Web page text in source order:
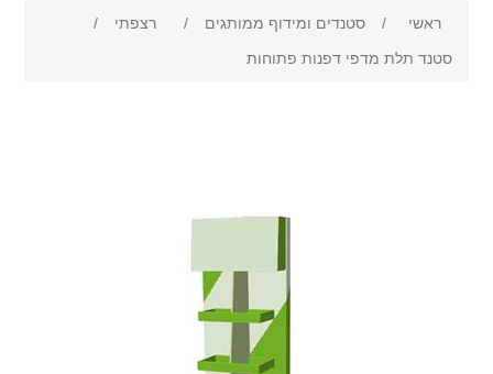
ראשי / סטנדים ומידוף ממותגים / רצפתי
/
סטנד תלת מדפי דפנות פתוחות